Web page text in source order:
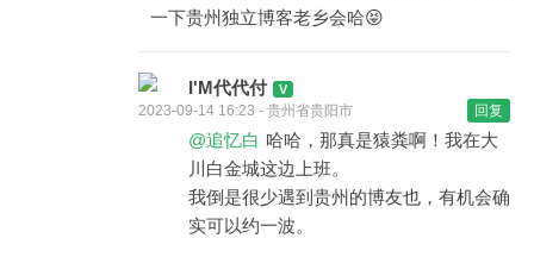
一下贵州独立博客老乡会哈😝
I'M代代付
2023-09-14 16:23 - 贵州省贵阳市 回复
@追忆白 哈哈，那真是猿粪啊！我在大
川白金城这边上班。
我倒是很少遇到贵州的博友也，有机会确
实可以约一波。